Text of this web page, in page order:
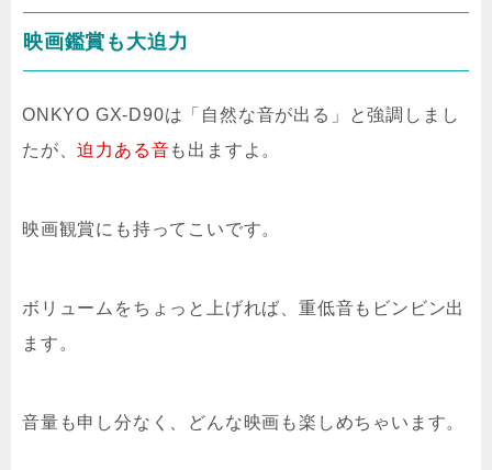
映画鑑賞も大迫力
ONKYO GX-D90は「自然な音が出る」と強調しまし
たが、迫力ある音も出ますよ。
映画観賞にも持ってこいです。
ボリュームをちょっと上げれば、重低音もビンビン出
ます。
音量も申し分なく、どんな映画も楽しめちゃいます。